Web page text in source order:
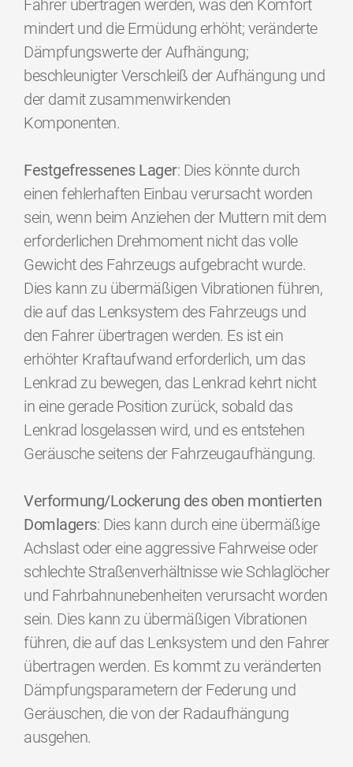
Fahrer übertragen werden, was den Komfort
mindert und die Ermüdung erhöht; veränderte
Dämpfungswerte der Aufhängung;
beschleunigter Verschleiß der Aufhängung und
der damit zusammenwirkenden
Komponenten.
Festgefressenes Lager: Dies könnte durch
einen fehlerhaften Einbau verursacht worden
sein, wenn beim Anziehen der Muttern mit dem
erforderlichen Drehmoment nicht das volle
Gewicht des Fahrzeugs aufgebracht wurde.
Dies kann zu übermäßigen Vibrationen führen,
die auf das Lenksystem des Fahrzeugs und
den Fahrer übertragen werden. Es ist ein
erhöhter Kraftaufwand erforderlich, um das
Lenkrad zu bewegen, das Lenkrad kehrt nicht
in eine gerade Position zurück, sobald das
Lenkrad losgelassen wird, und es entstehen
Geräusche seitens der Fahrzeugaufhängung.
Verformung/Lockerung des oben montierten
Domlagers: Dies kann durch eine übermäßige
Achslast oder eine aggressive Fahrweise oder
schlechte Straßenverhältnisse wie Schlaglöcher
und Fahrbahnunebenheiten verursacht worden
sein. Dies kann zu übermäßigen Vibrationen
führen, die auf das Lenksystem und den Fahrer
übertragen werden. Es kommt zu veränderten
Dämpfungsparametern der Federung und
Geräuschen, die von der Radaufhängung
ausgehen.